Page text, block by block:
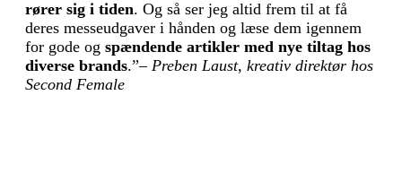
rører sig i tiden. Og så ser jeg altid frem til at få
deres messeudgaver i hånden og læse dem igennem
for gode og spændende artikler med nye tiltag hos
diverse brands.”– Preben Laust, kreativ direktør hos
Second Female